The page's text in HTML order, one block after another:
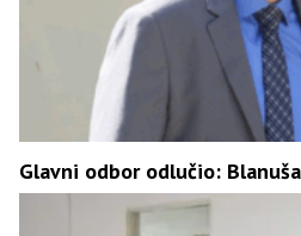
Glavni odbor odlučio: